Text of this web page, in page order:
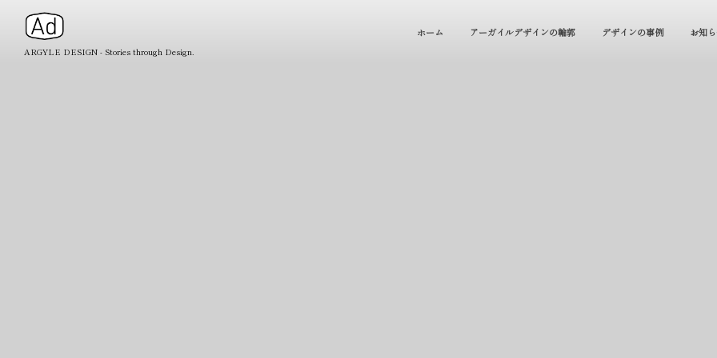
ARGYLE DESIGN - Stories through Design.
ホーム アーガイルデザインの輪郭 デザインの事例 お知